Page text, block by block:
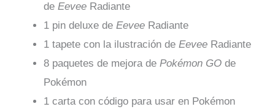
de Eevee Radiante
1 pin deluxe de Eevee Radiante
1 tapete con la ilustración de Eevee Radiante
8 paquetes de mejora de Pokémon GO de
Pokémon
1 carta con código para usar en Pokémon